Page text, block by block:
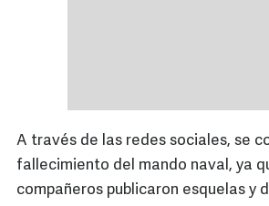
A través de las redes sociales, se
fallecimiento del mando naval, ya
compañeros publicaron esquelas y